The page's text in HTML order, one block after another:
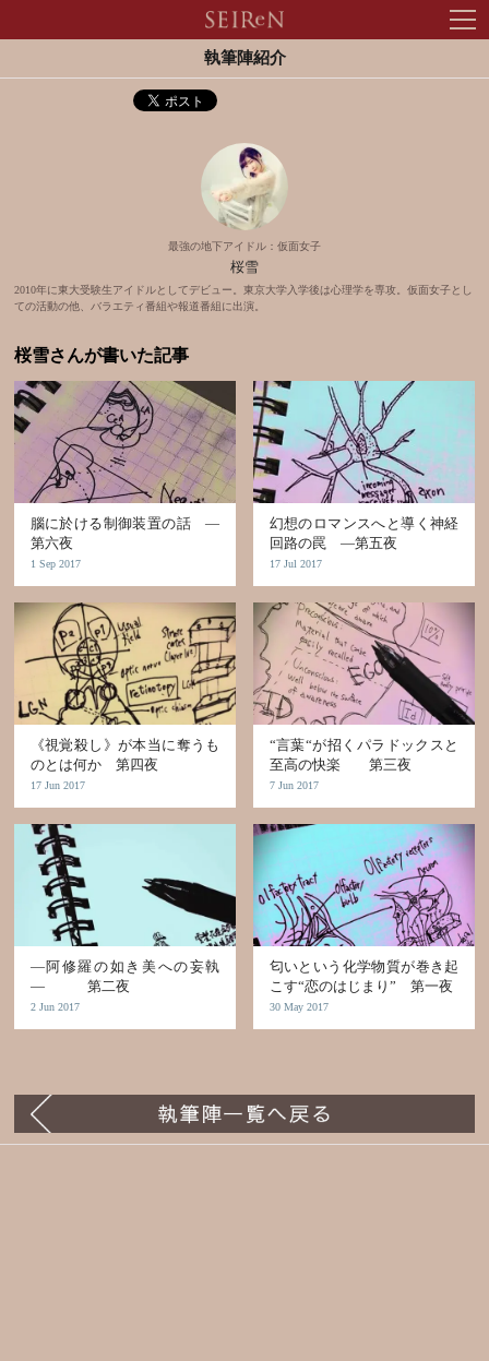
執筆陣紹介
最強の地下アイドル：仮面女子
桜雪
2010年に東大受験生アイドルとしてデビュー。東京大学入学後は心理学を専攻。仮面女子とし
ての活動の他、バラエティ番組や報道番組に出演。
桜雪さんが書いた記事
腦に於ける制御装置の話 ―
第六夜
1 Sep 2017
幻想のロマンスへと導く神経
回路の罠 ―第五夜
17 Jul 2017
《視覚殺し》が本当に奪うも
のとは何か 第四夜
17 Jun 2017
“言葉“が招くパラドックスと
至高の快楽 第三夜
7 Jun 2017
—阿修羅の如き美への妄執
— 第二夜
2 Jun 2017
匂いという化学物質が巻き起
こす“恋のはじまり” 第一夜
30 May 2017